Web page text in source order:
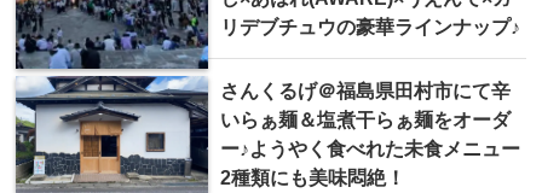
リデブチュウの豪華ラインナップ♪
さんくるげ＠福島県田村市にて辛
いらぁ麺＆塩煮干らぁ麺をオーダ
ー♪ようやく食べれた未食メニュー
2種類にも美味悶絶！